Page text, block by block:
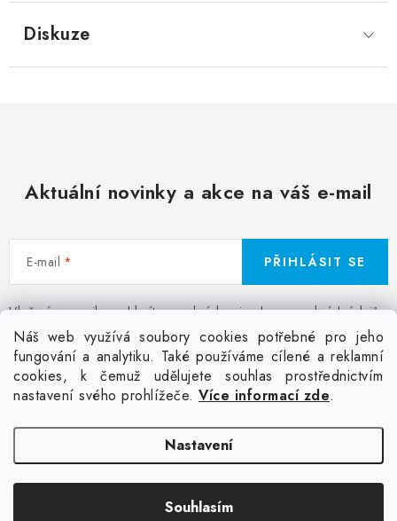
Náš web využívá soubory cookies potřebné pro jeho
fungování a analytiku. Také používáme cílené a reklamní
cookies, k čemuž udělujete souhlas prostřednictvím
nastavení svého prohlížeče. Více informací zde.
Nastavení
Souhlasím
Diskuze
Aktuální novinky a akce na váš e-mail
E-mail
Vložením e-mailu souhlasíte spodmínkami ochrany osobních údajů
PŘIHLÁSIT SE
Facebook Kontakt Jak nakupovat
Poptávka potisku textilu
Akce a slevy GDPR + cookies Obchodní podmínky
Doprava
Copyright 2026Colordot.cz. Všechna práva vyhrazena.Upravit nastavení
cookies